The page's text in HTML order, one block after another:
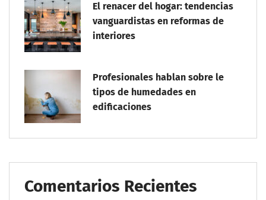
El renacer del hogar: tendencias
vanguardistas en reformas de
interiores
Profesionales hablan sobre le
tipos de humedades en
edificaciones
Comentarios Recientes